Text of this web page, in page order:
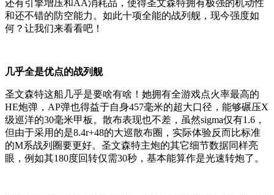
还有引擎增压和AA消耗品，使得圣文森特拥有极强的机动性
和还不错的防空能力。如此十项全能的战列舰，现今强度如
何？让我们来看看吧！
几乎全是优点的战列舰
圣文森特这船几乎是要啥有啥！她拥有全游戏点火率最高的
HE炮弹，AP弹也得益于自身457毫米的超大口径，能够碾压X
级巡洋的30毫米甲板。散布表现也不差，虽然sigma仅有1.6，
但由于采用的是8.4r+48的大巡散布圈，实际体验反而比标准
的M系战列圈要更好。圣文森特主炮的其它细节数据同样亮
眼，例如其180度回转仅需30秒，基本能算作是光速转炮了。